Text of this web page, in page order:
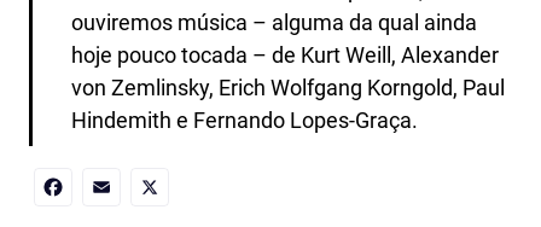
ouviremos música – alguma da qual ainda
hoje pouco tocada – de Kurt Weill, Alexander
von Zemlinsky, Erich Wolfgang Korngold, Paul
Hindemith e Fernando Lopes-Graça.